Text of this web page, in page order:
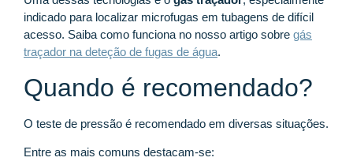
indicado para localizar microfugas em tubagens de difícil
acesso. Saiba como funciona no nosso artigo sobre gás
traçador na deteção de fugas de água.
Quando é recomendado?
O teste de pressão é recomendado em diversas situações.
Entre as mais comuns destacam-se: